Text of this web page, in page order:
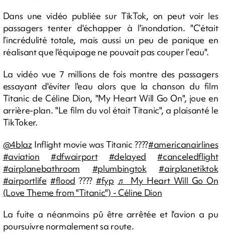
Dans une vidéo publiée sur TikTok, on peut voir les
passagers tenter d'échapper à l'inondation. "C’était
l’incrédulité totale, mais aussi un peu de panique en
réalisant que l'équipage ne pouvait pas couper l’eau".
La vidéo vue 7 millions de fois montre des passagers
essayant d'éviter l'eau alors que la chanson du film
Titanic de Céline Dion, "My Heart Will Go On", joue en
arrière-plan. "Le film du vol était Titanic", a plaisanté le
TikToker.
@4blaz Inflight movie was Titanic ????#americanairlines
#aviation
#dfwairport #delayed
#canceledflight
#airplanebathroom
#plumbingtok
#airplanetiktok
#airportlife #flood ????#fyp ♬ My Heart Will Go On
(Love Theme from "Titanic") - Céline Dion
La fuite a néanmoins pû être arrêtée et l'avion a pu
poursuivre normalement sa route.